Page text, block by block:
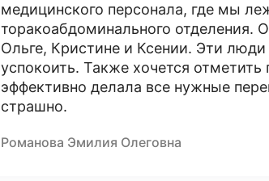
медицинского персонала, где мы
торакоабдоминального отделения.
Ольге, Кристине и Ксении. Эти люди
успокоить. Также хочется
эффективно делала все нужные
страшно.
Романова Эмилия Олеговна